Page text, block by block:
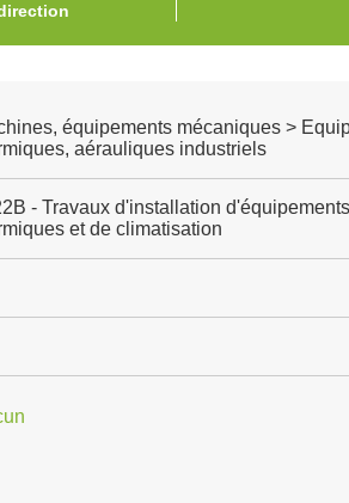
équipements mécaniques >
aérauliques industriels
- Travaux d'installation d'équipements
et de climatisation